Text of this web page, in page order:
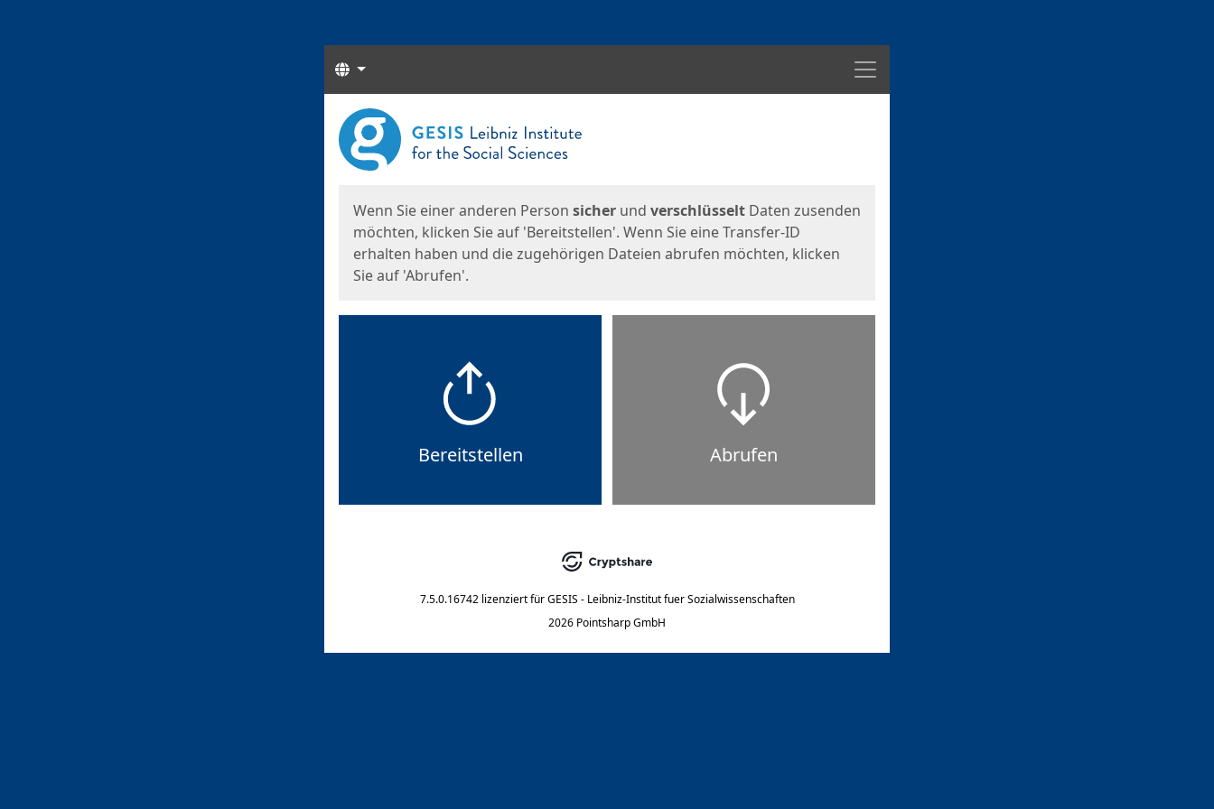
Menü
Sprachen
Start
Wenn Sie einer anderen Person sicher und verschlüsselt Daten zusenden
möchten, klicken Sie auf 'Bereitstellen'. Wenn Sie eine Transfer-ID
erhalten haben und die zugehörigen Dateien abrufen möchten, klicken
Sie auf 'Abrufen'.
Bereitstellen Abrufen
7.5.0.16742 lizenziert für GESIS - Leibniz-Institut fuer Sozialwissenschaften
2026 Pointsharp GmbH